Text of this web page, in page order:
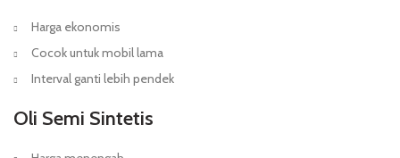
Harga ekonomis
Cocok untuk mobil lama
Interval ganti lebih pendek
Oli Semi Sintetis